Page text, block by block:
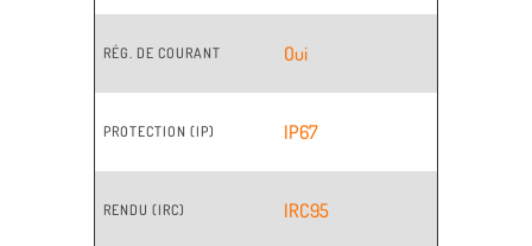
RÉG. DE COURANT Oui
PROTECTION (IP) IP67
RENDU (IRC) IRC95